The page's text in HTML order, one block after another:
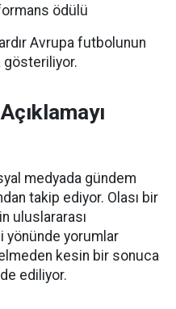
ödülü
Avrupa futbolunun
gösteriliyor.
medyada gündem
takip ediyor. Olası bir
uluslararası
yönünde yorumlar
kesin bir sonuca
ediliyor.